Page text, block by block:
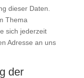
dieser Daten.
Thema
sich jederzeit
Adresse an uns
der